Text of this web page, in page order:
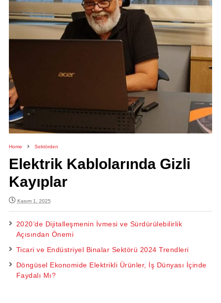
Home Sektörden
Elektrik Kablolarında Gizli
Kayıplar
Kasım 1, 2025
2020’de Dijitalleşmenin İvmesi ve Sürdürülebilirlik
Açısından Önemi
Ticari ve Endüstriyel Binalar Sektörü 2024 Trendleri
Döngüsel Ekonomide Elektrikli Ürünler, İş Dünyası İçinde
Faydalı Mı?